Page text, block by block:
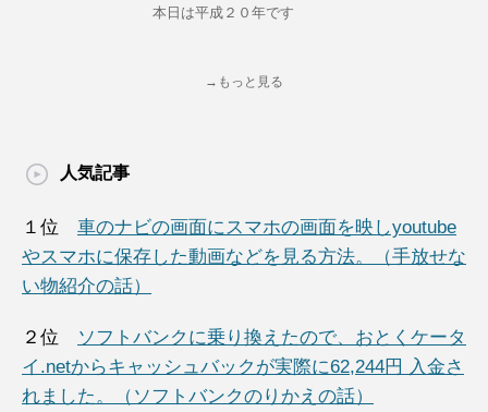
本日は平成２０年です
→もっと見る
人気記事
１位 車のナビの画面にスマホの画面を映しyoutube
やスマホに保存した動画などを見る方法。（手放せな
い物紹介の話）
２位
ソフトバンクに乗り換えたので、おとくケータ
イ.netからキャッシュバックが実際に62,244円 入金さ
れました。（ソフトバンクのりかえの話）